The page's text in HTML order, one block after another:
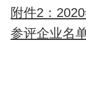
附件2：
参评企业名